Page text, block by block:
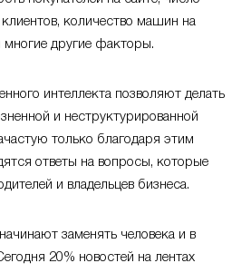
количество машин на
многие другие факторы.
интеллекта позволяют делать
и неструктурированной
только благодаря этим
ответы на вопросы, которые
и владельцев бизнеса.
заменять человека и в
20% новостей на лентах